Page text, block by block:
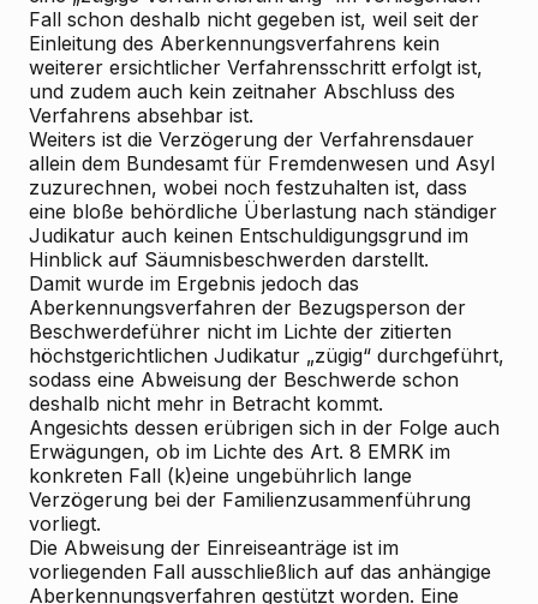
Fall schon deshalb nicht gegeben ist, weil seit der
Einleitung des Aberkennungsverfahrens kein
weiterer ersichtlicher Verfahrensschritt erfolgt ist,
und zudem auch kein zeitnaher Abschluss des
Verfahrens absehbar ist.
Weiters ist die Verzögerung der Verfahrensdauer
allein dem Bundesamt für Fremdenwesen und Asyl
zuzurechnen, wobei noch festzuhalten ist, dass
eine bloße behördliche Überlastung nach ständiger
Judikatur auch keinen Entschuldigungsgrund im
Hinblick auf Säumnisbeschwerden darstellt.
Damit wurde im Ergebnis jedoch das
Aberkennungsverfahren der Bezugsperson der
Beschwerdeführer nicht im Lichte der zitierten
höchstgerichtlichen Judikatur „zügig“ durchgeführt,
sodass eine Abweisung der Beschwerde schon
deshalb nicht mehr in Betracht kommt.
Angesichts dessen erübrigen sich in der Folge auch
Erwägungen, ob im Lichte des Art. 8 EMRK im
konkreten Fall (k)eine ungebührlich lange
Verzögerung bei der Familienzusammenführung
vorliegt.
Die Abweisung der Einreiseanträge ist im
vorliegenden Fall ausschließlich auf das anhängige
Aberkennungsverfahren gestützt worden. Eine